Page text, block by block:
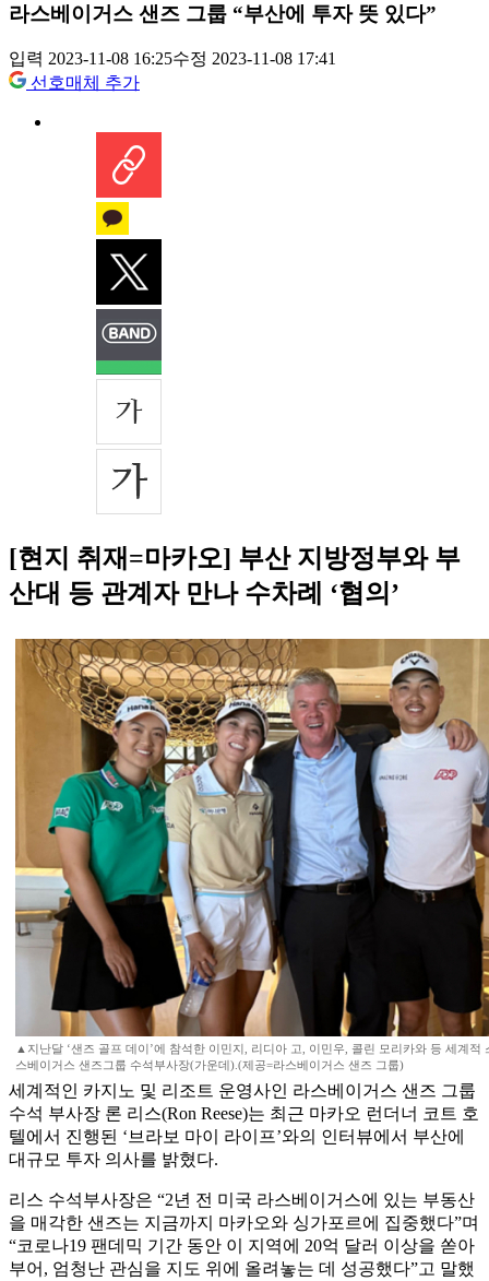
라스베이거스 샌즈 그룹 “부산에 투자 뜻 있다”
입력 2023-11-08 16:25수정 2023-11-08 17:41
선호매체 추가
[현지 취재=마카오] 부산 지방정부와 부
산대 등 관계자 만나 수차례 ‘협의’
▲지난달 ‘샌즈 골프 데이’에 참석한 이민지, 리디아 고, 이민우, 콜린 모리카와 등 세계적
스베이거스 샌즈그룹 수석부사장(가운데).(제공=라스베이거스 샌즈 그룹)
세계적인 카지노 및 리조트 운영사인 라스베이거스 샌즈 그룹
수석 부사장 론 리스(Ron Reese)는 최근 마카오 런더너 코트 호
텔에서 진행된 ‘브라보 마이 라이프’와의 인터뷰에서 부산에
대규모 투자 의사를 밝혔다.
리스 수석부사장은 “2년 전 미국 라스베이거스에 있는 부동산
을 매각한 샌즈는 지금까지 마카오와 싱가포르에 집중했다”며
“코로나19 팬데믹 기간 동안 이 지역에 20억 달러 이상을 쏟아
부어, 엄청난 관심을 지도 위에 올려놓는 데 성공했다”고 말했